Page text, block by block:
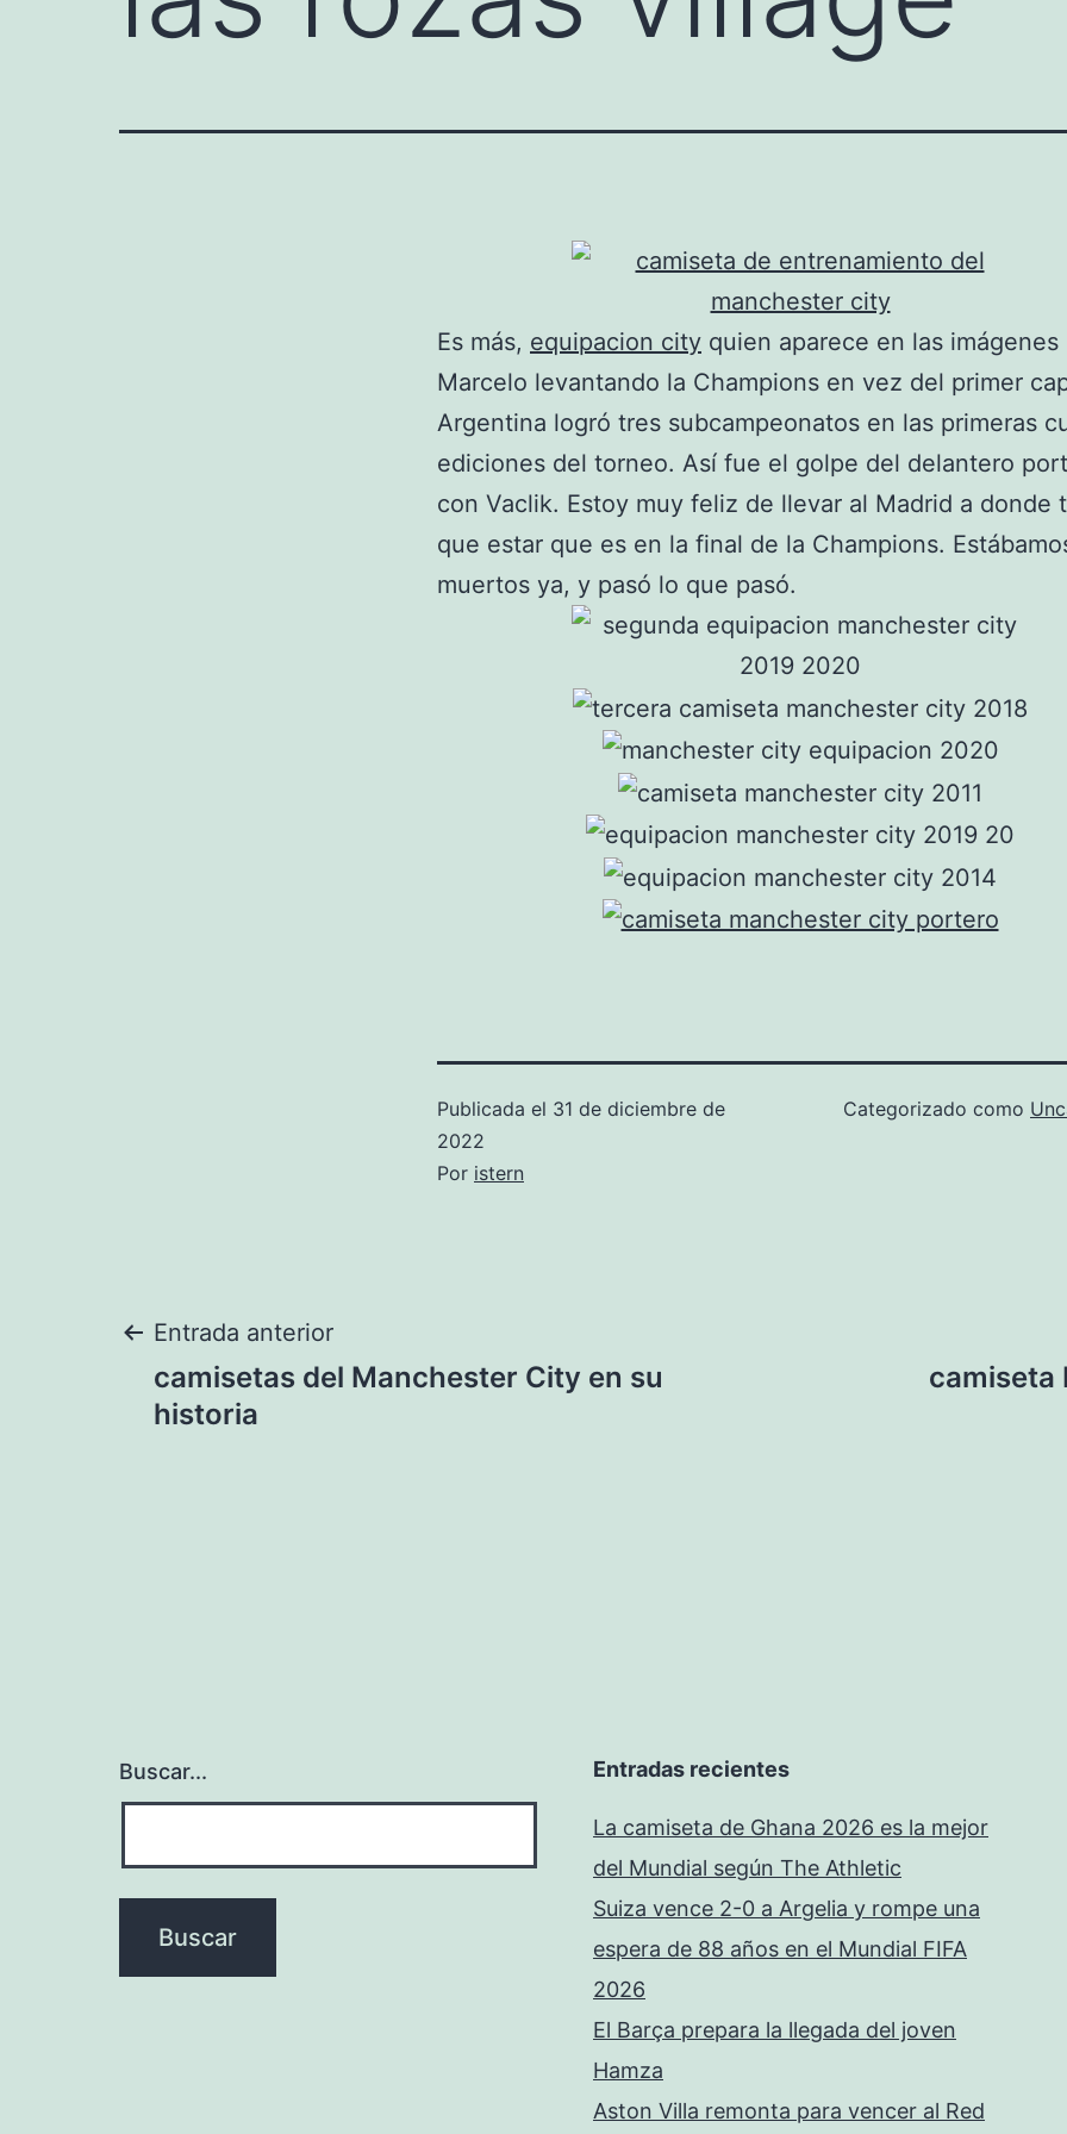
Es más, equipacion city quien aparece en las imágenes
Marcelo levantando la Champions en vez del primer
Argentina logró tres subcampeonatos en las primeras
ediciones del torneo. Así fue el golpe del delantero
con Vaclik. Estoy muy feliz de llevar al Madrid a donde
que estar que es en la final de la Champions.
muertos ya, y pasó lo que pasó.
Publicada el 31 de diciembre de
2022
Por istern
Categorizado como
Navegación
de
Entrada anterior
camisetas del Manchester City en su
historia
camiseta
Buscar... Entradas recientes
La camiseta de Ghana 2026 es la mejor
del Mundial según The Athletic
Suiza vence 2-0 a Argelia y rompe una
espera de 88 años en el Mundial FIFA
2026
El Barça prepara la llegada del joven
Hamza
Aston Villa remonta para vencer al Red